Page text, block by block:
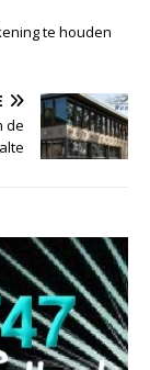
te houden
de